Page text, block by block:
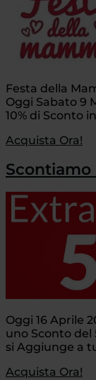
Festa della
Oggi Sabato 9
10% di Sconto
Acquista Ora!
Scontiamo
Oggi 16 Aprile
uno Sconto del
si Aggiunge a
Acquista Ora!